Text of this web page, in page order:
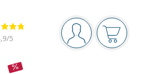
Navigačný panel
ste prihláseníNákupný
/5